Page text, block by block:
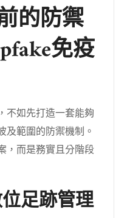
的防禦
免疫
不如先打造一套能夠
及範圍的防禦機制。
，而是務實且分階段
足跡管理